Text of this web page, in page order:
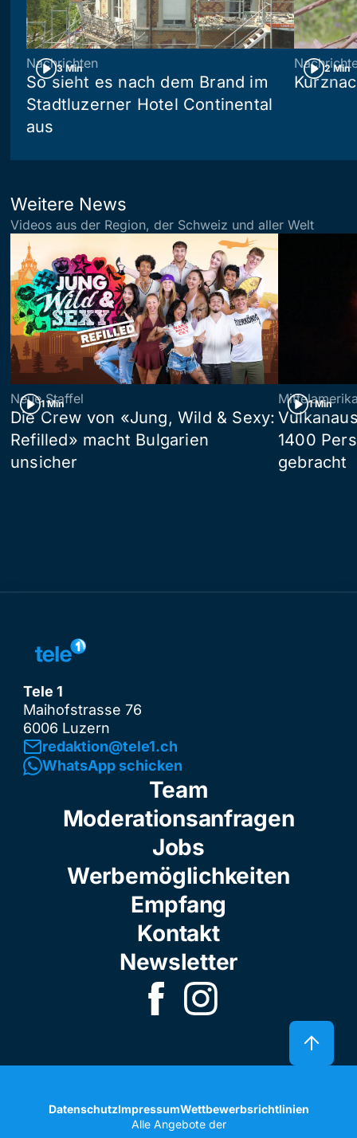
3 Min
Nachrichten
So sieht es nach dem Brand im
Stadtluzerner Hotel Continental
aus
2 Min
Weitere News
Videos aus der Region, der Schweiz und aller Welt
1 Min
Neue Staffel
Die Crew von «Jung, Wild & Sexy:
Refilled» macht Bulgarien
unsicher
1 Min
1400
gebracht
Tele 1
Maihofstrasse 76
6006 Luzern
redaktion@tele1.ch
WhatsApp schicken
Team
Moderationsanfragen
Jobs
Werbemöglichkeiten
Empfang
Kontakt
Newsletter
DatenschutzImpressumWettbewerbsrichtlinien
Alle Angebote der